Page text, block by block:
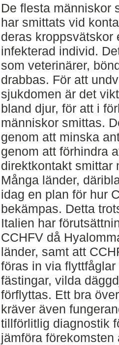
De flesta människor
har smittats vid
deras kroppsvätskor
infekterad individ.
som veterinärer,
drabbas. För att
sjukdomen är det
bland djur, för att i
människor smittas.
genom att minska
genom att förhindra
direktkontakt smittar
Många länder,
idag en plan för hur
bekämpas. Detta
Italien har
CCHFV då
länder, samt att
föras in via
fästingar, vilda
förflyttas. Ett bra
kräver även
tillförlitlig diagnostik
jämföra